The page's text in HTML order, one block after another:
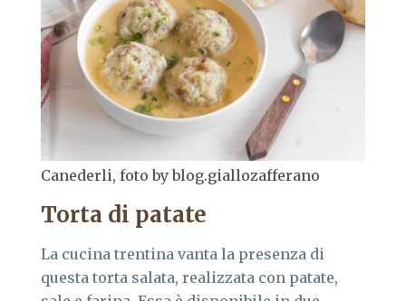
Canederli, foto by blog.giallozafferano
Torta di patate
La cucina trentina vanta la presenza di
questa torta salata, realizzata con patate,